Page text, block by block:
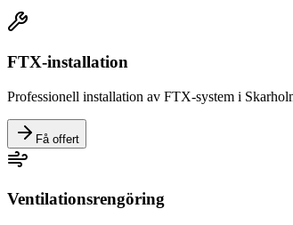
FTX-installation
Professionell installation av FTX-system i
Få offert
Ventilationsrengöring